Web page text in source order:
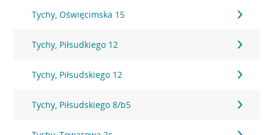
Tychy, Oświęcimska 15
Tychy, Piłsudkiego 12
Tychy, Piłsudskiego 12
Tychy, Piłsudskiego 8/b5